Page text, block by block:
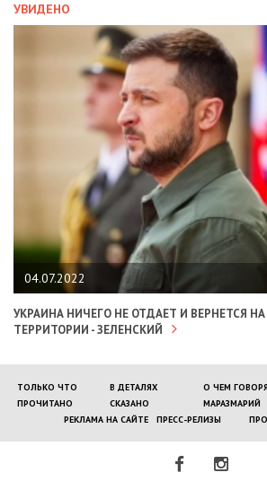
УВИДЕНО
04.07.2022
УКРАИНА НИЧЕГО НЕ ОТДАЕТ И ВЕРНЕТСЯ
ТЕРРИТОРИИ - ЗЕЛЕНСКИЙ
ТОЛЬКО ЧТО В ДЕТАЛЯХ О ЧЕМ
ПРОЧИТАНО
СКАЗАНО МАРАЗМАРИЙ
РЕКЛАМА НА САЙТЕ
ПРЕСС-РЕЛИЗЫ